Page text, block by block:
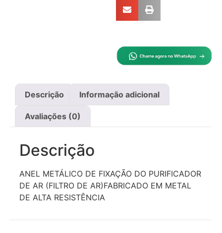
Descrição Informação adicional
Avaliações (0)
Descrição
ANEL METÁLICO DE FIXAÇÃO DO PURIFICADOR
DE AR (FILTRO DE AR)FABRICADO EM METAL
DE ALTA RESISTÊNCIA